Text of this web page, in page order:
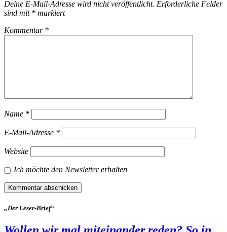
Deine E-Mail-Adresse wird nicht veröffentlicht. Erforderliche Felder
sind mit * markiert
Kommentar *
Name *
E-Mail-Adresse *
Website
Ich möchte den Newsletter erhalten
„Der Leser-Brief“